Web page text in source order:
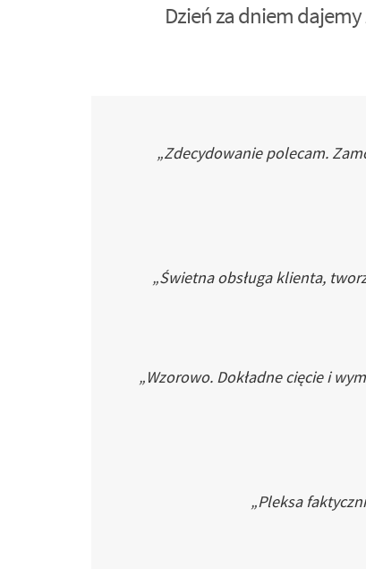
Dzień za dniem
„Zdecydowanie polecam.
„Świetna obsługa klienta,
„Wzorowo. Dokładne cięcie i
„Pleksa